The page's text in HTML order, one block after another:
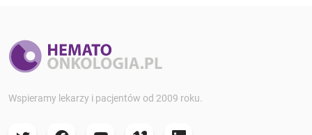
Wspieramy lekarzy i pacjentów od 2009 roku.